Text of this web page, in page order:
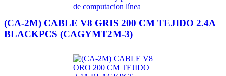
(CA-2M) CABLE V8 GRIS 200 CM TEJIDO 2.4A
BLACKPCS (CAGYMT2M-3)